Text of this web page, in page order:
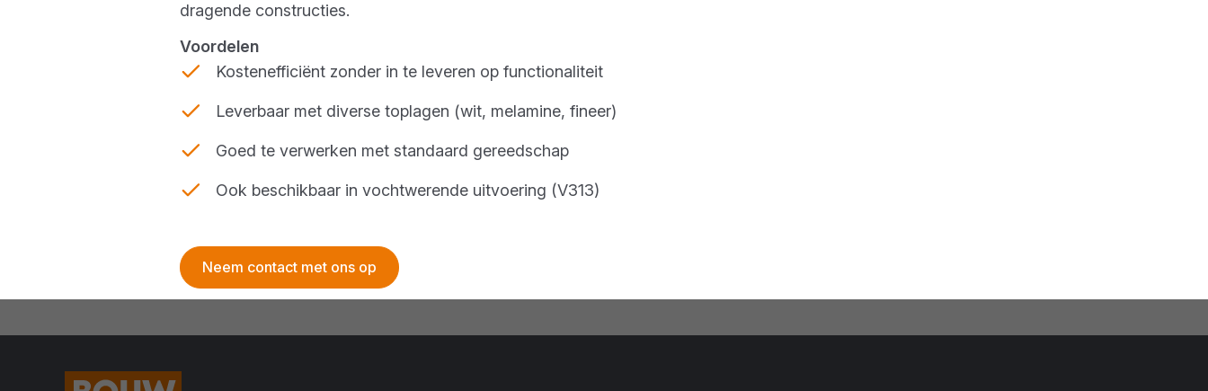
dragende constructies.
Voordelen
Kostenefficiënt zonder in te leveren op functionaliteit
Leverbaar met diverse toplagen (wit, melamine, fineer)
Goed te verwerken met standaard gereedschap
Ook beschikbaar in vochtwerende uitvoering (V313)
Neem contact met ons op